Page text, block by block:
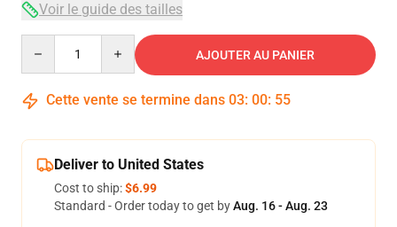
Voir le guide des tailles
AJOUTER AU PANIER
Cette vente se termine dans 03: 00: 54
Deliver to United States
Cost to ship:$6.99
Standard - Order today to get byAug. 16 - Aug. 23